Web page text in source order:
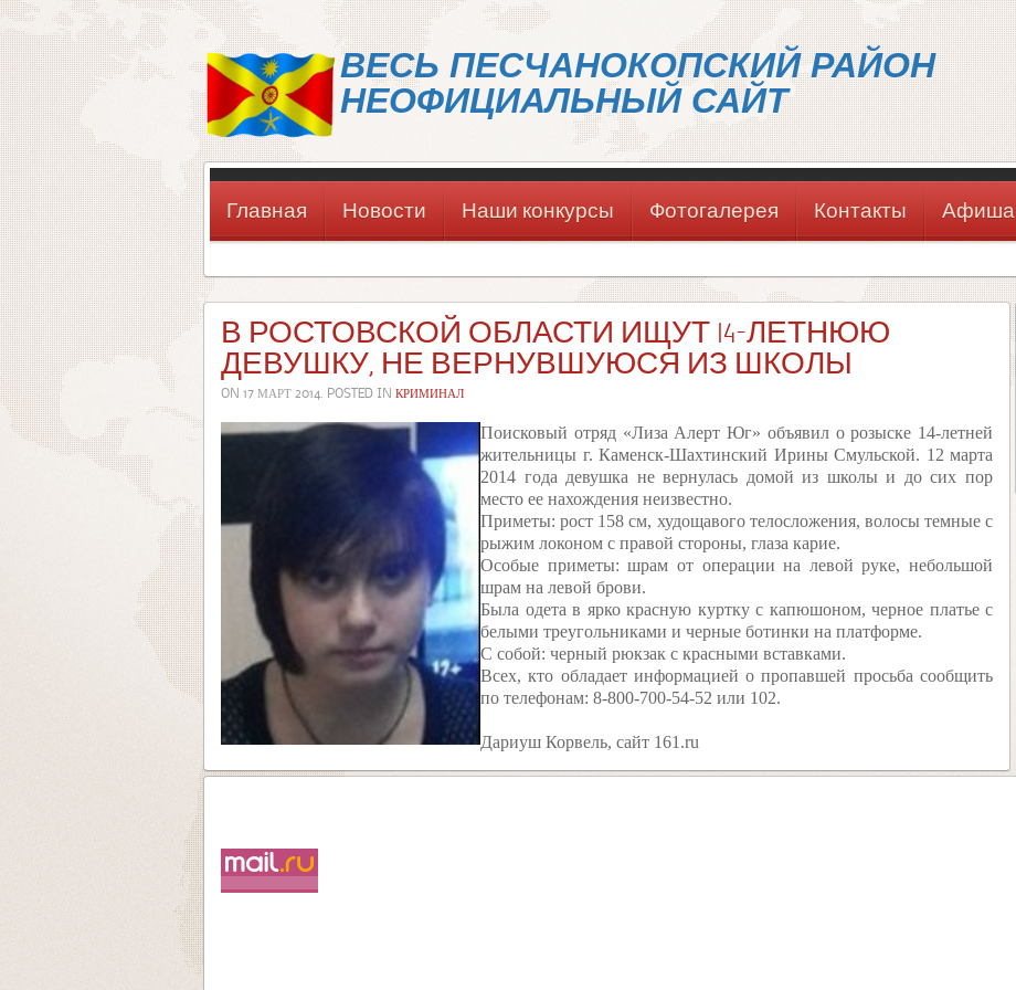
ВЕСЬ ПЕСЧАНОКОПСКИЙ РАЙОН
НЕОФИЦИАЛЬНЫЙ САЙТ
Главная Новости Наши конкурсы Фотогалерея Контакты Афиша
В РОСТОВСКОЙ ОБЛАСТИ ИЩУТ 14-ЛЕТНЮЮ
ДЕВУШКУ, НЕ ВЕРНУВШУЮСЯ ИЗ ШКОЛЫ
ON 17 МАРТ 2014. POSTED IN КРИМИНАЛ
Поисковый отряд «Лиза Алерт Юг» объявил о розыске 14-летней
жительницы г. Каменск-Шахтинский Ирины Смульской. 12 марта
2014 года девушка не вернулась домой из школы и до сих пор
место ее нахождения неизвестно.
Приметы: рост 158 см, худощавого телосложения, волосы темные с
рыжим локоном с правой стороны, глаза карие.
Особые приметы: шрам от операции на левой руке, небольшой
шрам на левой брови.
Была одета в ярко красную куртку с капюшоном, черное платье с
белыми треугольниками и черные ботинки на платформе.
С собой: черный рюкзак с красными вставками.
Всех, кто обладает информацией о пропавшей просьба сообщить
по телефонам: 8-800-700-54-52 или 102.
Дариуш Корвель, сайт 161.ru